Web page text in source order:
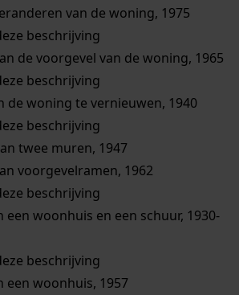
van de woning, 1975
beschrijving
de voorgevel van de woning, 1965
beschrijving
de woning te vernieuwen, 1940
beschrijving
twee muren, 1947
voorgevelramen, 1962
beschrijving
een woonhuis en een schuur, 1930-
beschrijving
een woonhuis, 1957